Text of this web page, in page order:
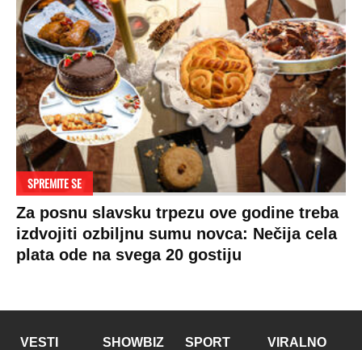
SPREMITE SE
Za posnu slavsku trpezu ove godine treba
izdvojiti ozbiljnu sumu novca: Nečija cela
plata ode na svega 20 gostiju
VESTI SHOWBIZ SPORT VIRALNO